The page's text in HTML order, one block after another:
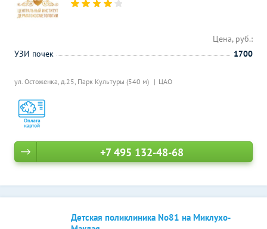
ул. Остоженка, д.25, Парк Культуры (540 м) ЦАО
Цена, руб.:
УЗИ почек
1700
+7 495 132-48-68
Детская поликлиника No81 на Миклухо-